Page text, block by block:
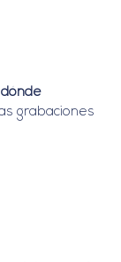
grabaciones